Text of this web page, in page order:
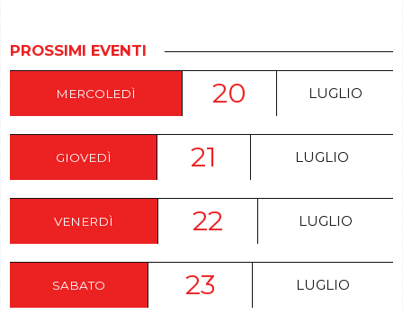
PROSSIMI EVENTI
MERCOLEDÌ 20 LUGLIO
GIOVEDÌ 21 LUGLIO
VENERDÌ 22 LUGLIO
SABATO 23 LUGLIO